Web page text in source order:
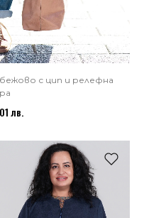
с цип и релефна
лв.